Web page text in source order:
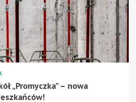
„Promyczka” – nowa